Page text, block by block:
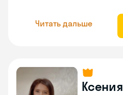
Читать дальше
Ксения